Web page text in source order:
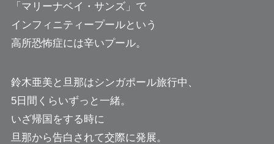
「マリーナベイ・サンズ」で
インフィニティープールという
高所恐怖症には辛いプール。
鈴木亜美と旦那はシンガポール旅行中、
5日間くらいずっと一緒。
いざ帰国をする時に
旦那から告白されて交際に発展。